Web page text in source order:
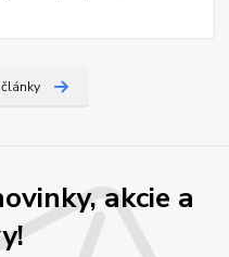
akcie a